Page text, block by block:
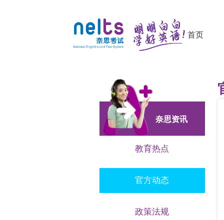
首页
奈思资讯
教育热点
官方动态
政策法规